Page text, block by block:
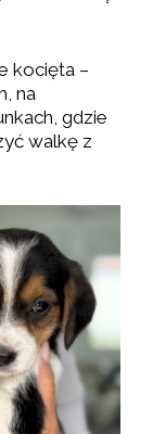
kocięta –
na
gdzie
walkę z